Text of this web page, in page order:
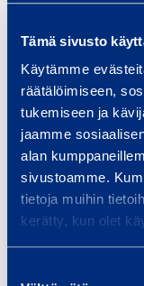
Tämä sivusto
Käytämme
räätälöimiseen,
tukemiseen ja
jaamme
alan
sivustoamme.
tietoja muihin
kerätty, kun olet